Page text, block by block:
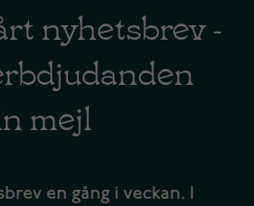
nyhetsbrev -
mejl
en gång i veckan. I